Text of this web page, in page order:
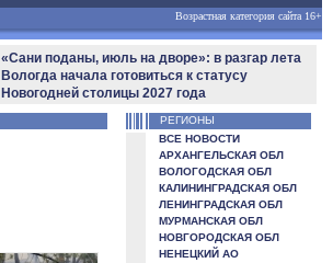
Возрастная категория сайта 16+
«Сани поданы, июль на дворе»: в разгар лета
Вологда начала готовиться к статусу
Новогодней столицы 2027 года
РЕГИОНЫ
ВСЕ НОВОСТИ
АРХАНГЕЛЬСКАЯ ОБЛ
ВОЛОГОДСКАЯ ОБЛ
КАЛИНИНГРАДСКАЯ ОБЛ
ЛЕНИНГРАДСКАЯ ОБЛ
МУРМАНСКАЯ ОБЛ
НОВГОРОДСКАЯ ОБЛ
НЕНЕЦКИЙ АО